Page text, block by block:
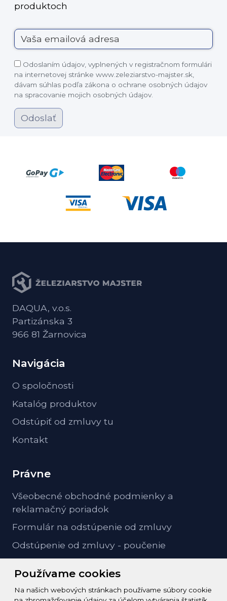
produktoch
Odoslaním údajov, vyplnených v registračnom formulári
na internetovej stránke www.zeleziarstvo-majster.sk,
dávam súhlas podľa zákona o ochrane osobných údajov
na spracovanie mojich osobných údajov.
Odoslať
Používame cookies
Na našich webových stránkach používame súbory cookie
DAQUA, v.o.s.
Partizánska 3
966 81 Žarnovica
Navigácia
O spoločnosti
Katalóg produktov
Odstúpiť od zmluvy tu
Kontakt
Právne
Všeobecné obchodné podmienky a
reklamačný poriadok
Formulár na odstúpenie od zmluvy
Odstúpenie od zmluvy - poučenie
Kontakt